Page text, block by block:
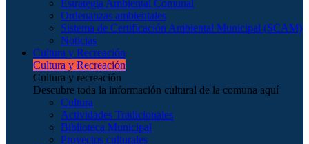
Estrategia Ambiental Comunal
Ordenanzas ambientales
Sistema de Certificación Ambiental Municipal (SCAM)
Noticias
Cultura y Recreación
Cultura y Recreación
Cultura y recreación
Descubre toda la información cultural de la comuna aquí
Cultura
Actividades Tradicionales
Biblioteca Municipal
Proyectos culturales